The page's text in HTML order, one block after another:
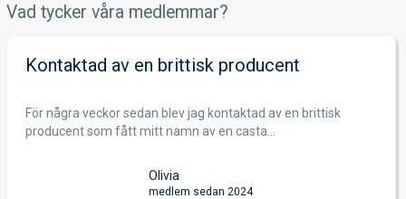
Vad tycker våra medlemmar?
Kontaktad av en brittisk producent
För några veckor sedan blev jag kontaktad av en brittisk
producent som fått mitt namn av en casta...
Olivia
medlem sedan 2024